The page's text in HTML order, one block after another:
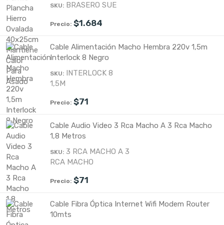
BRASERO SUE
$1.684
Cable Alimentación Macho Hembra 220v 1,5m
Interlock 8 Negro
INTERLOCK 8
1,5M
$71
Cable Audio Video 3 Rca Macho A 3 Rca Macho
1,8 Metros
3 RCA MACHO A 3
RCA MACHO
$71
Cable Fibra Óptica Internet Wifi Modem Router
10mts